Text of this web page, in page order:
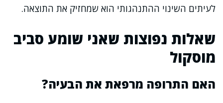
לעיתים השינוי ההתנהגותי הוא שמחזיק את התוצאה.
שאלות נפוצות שאני שומע סביב
מוסקול
האם התרופה מרפאת את הבעיה?